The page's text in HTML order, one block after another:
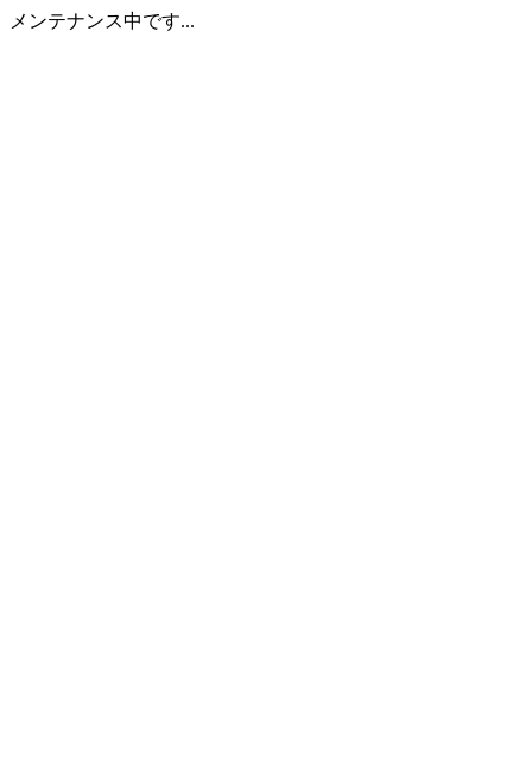
メンテナンス中です...